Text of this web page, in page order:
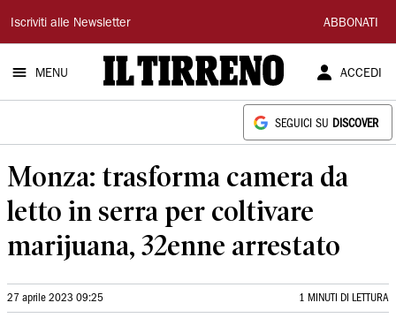
Il
Tirreno
Iscriviti alle Newsletter ABBONATI
MENU ACCEDI
SEGUICI SU DISCOVER
Monza: trasforma camera da
letto in serra per coltivare
marijuana, 32enne arrestato
27 aprile 2023 09:25 1 MINUTI DI LETTURA